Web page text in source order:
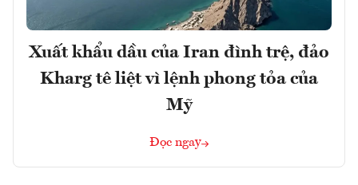
Xuất khẩu dầu của Iran đình trệ, đảo
Kharg tê liệt vì lệnh phong tỏa của
Mỹ
Đọc ngay